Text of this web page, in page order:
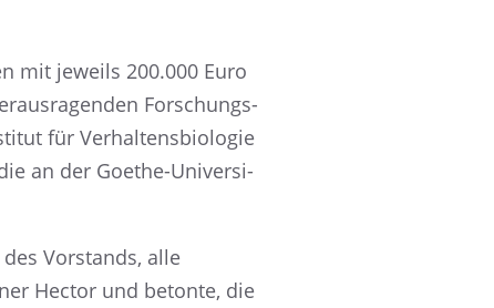
mit jeweils 200.000 Euro
Forschungs­
für Verhal­tens­bio­lo­gie
an der Goethe-Univer­si­
Vorstands, alle
Hector und betonte, die